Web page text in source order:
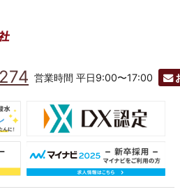
営業時間 平日9:00〜17:00